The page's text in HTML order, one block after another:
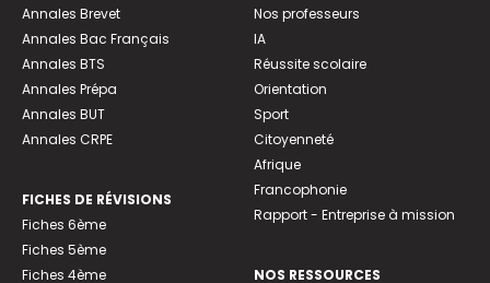
Annales Brevet
Annales Bac Français
Annales BTS
Annales Prépa
Annales BUT
Annales CRPE
FICHES DE RÉVISIONS
Fiches 6ème
Fiches 5ème
Fiches 4ème
Nos professeurs
IA
Réussite scolaire
Orientation
Sport
Citoyenneté
Afrique
Francophonie
Rapport - Entreprise à mission
NOS RESSOURCES